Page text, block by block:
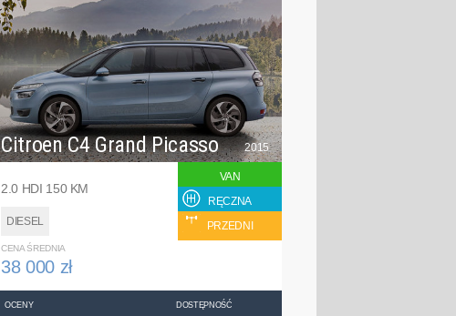
Citroen C4 Grand Picasso
2.0 HDI 150 KM
DIESEL
2015
VAN
RĘCZNA
PRZEDNI
CENA ŚREDNIA
38 000 zł
OCENY DOSTĘPNOŚĆ